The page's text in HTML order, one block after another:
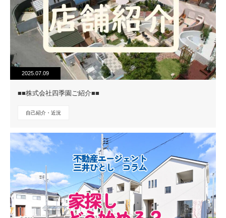
2025.07.09
■■株式会社四季園ご紹介■■
自己紹介・近況